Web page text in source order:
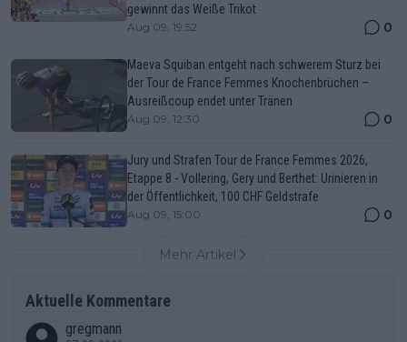
gewinnt das Weiße Trikot
Aug 09, 19:52 0
Maeva Squiban entgeht nach schwerem Sturz bei
der Tour de France Femmes Knochenbrüchen –
Ausreißcoup endet unter Tränen
Aug 09, 12:30 0
Jury und Strafen Tour de France Femmes 2026,
Etappe 8 - Vollering, Gery und Berthet: Urinieren in
der Öffentlichkeit, 100 CHF Geldstrafe
Aug 09, 15:00 0
Mehr Artikel
Aktuelle Kommentare
gregmann